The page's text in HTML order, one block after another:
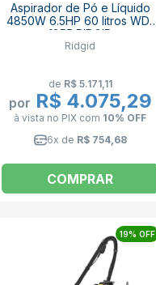
Aspirador de Pó e Líquido
4850W 6.5HP 60 litros WD-
1855 RIDGID
Ridgid
de R$ 5.171,11
por R$ 4.075,29
à vista no PIX com 10% OFF
6x de R$ 754,68
COMPRAR
19% OFF